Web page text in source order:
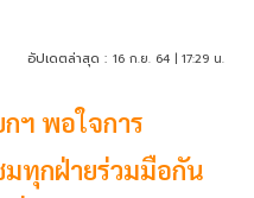
อัปเดตล่าสุด : 16 ก.ย. 64 | 17:29 น.
ฯ พอใจการ
ทุกฝ่ายร่วมมือกัน